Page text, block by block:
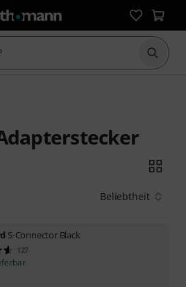
Suche
Beliebtheit
S-Connector Black
127